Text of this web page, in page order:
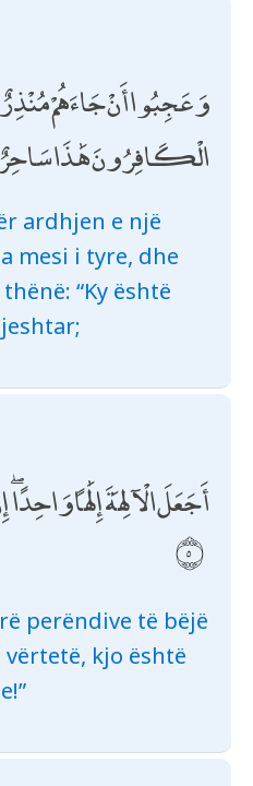
وَعَجِبُوا أَنْ جَاءَهُمْ
الْكَافِرُونَ هَٰذَا
ardhjen e një
mesi i tyre, dhe
“Ky është
أَجَعَلَ الْآلِهَةَ إِلَٰهًا
perëndive të bëjë
kjo është